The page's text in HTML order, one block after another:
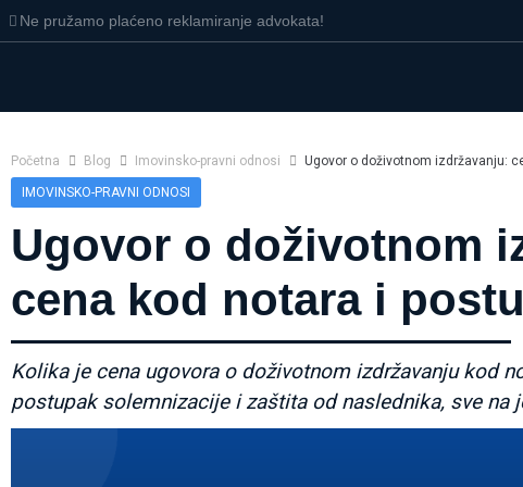
Ne pružamo plaćeno reklamiranje advokata!
Početna Blog Imovinsko-pravni odnosi Ugovor o doživotnom izdržavanju:
IMOVINSKO-PRAVNI ODNOSI
Ugovor o doživotnom
cena kod notara i
Kolika je cena ugovora o doživotnom izdržavanju kod
postupak solemnizacije i zaštita od naslednika, sve na